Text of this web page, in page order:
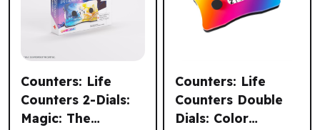
Counters: Life
Counters 2-Dials:
Magic: The
Counters: Life
Counters Double
Dials: Color